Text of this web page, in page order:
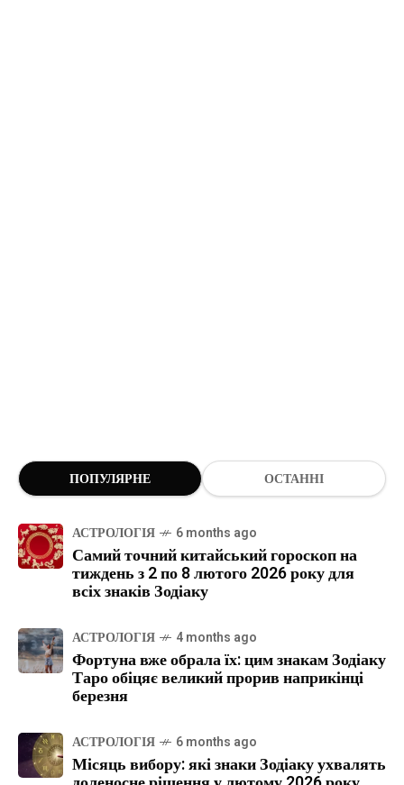
ПОПУЛЯРНЕ ОСТАННІ
АСТРОЛОГІЯ 6 months ago
Самий точний китайський гороскоп на
тиждень з 2 по 8 лютого 2026 року для
всіх знаків Зодіаку
АСТРОЛОГІЯ 4 months ago
Фортуна вже обрала їх: цим знакам Зодіаку
Таро обіцяє великий прорив наприкінці
березня
АСТРОЛОГІЯ 6 months ago
Місяць вибору: які знаки Зодіаку ухвалять